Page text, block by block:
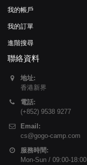
我的帳戶
我的訂單
進階搜尋
聯絡資料
地址:
香港新界
電話:
(+852) 9538 9277
Email:
cs@gogo-camp.com
服務時間:
Mon-Sun / 09:00-18:00